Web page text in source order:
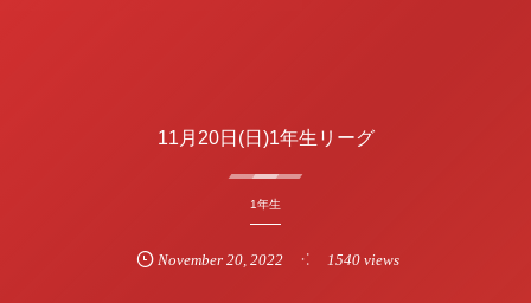
11月20日(日)1年生リーグ
1年生
November 20, 2022 1540 views